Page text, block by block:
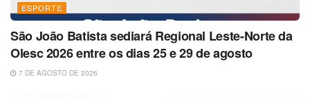
ESPORTE
São João Batista sediará Regional Leste-Norte da
Olesc 2026 entre os dias 25 e 29 de agosto
7 DE AGOSTO DE 2026